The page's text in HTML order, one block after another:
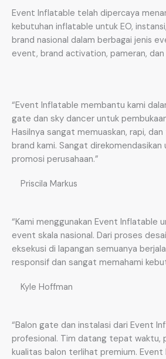
Event Inflatable telah dipercaya
kebutuhan inflatable untuk EO,
brand nasional dalam berbagai jenis
event, brand activation, pameran, dan
“Event Inflatable membantu kami
gate dan sky dancer untuk
Hasilnya sangat memuaskan, rapi,
brand kami. Sangat direkomendasikan
promosi perusahaan.”
Priscila Markus
“Kami menggunakan Event Inflatable
event skala nasional. Dari proses
eksekusi di lapangan semuanya
responsif dan sangat memahami
Kyle Hoffman
“Balon gate dan instalasi dari Event
profesional. Tim datang tepat waktu,
kualitas balon terlihat premium. Event